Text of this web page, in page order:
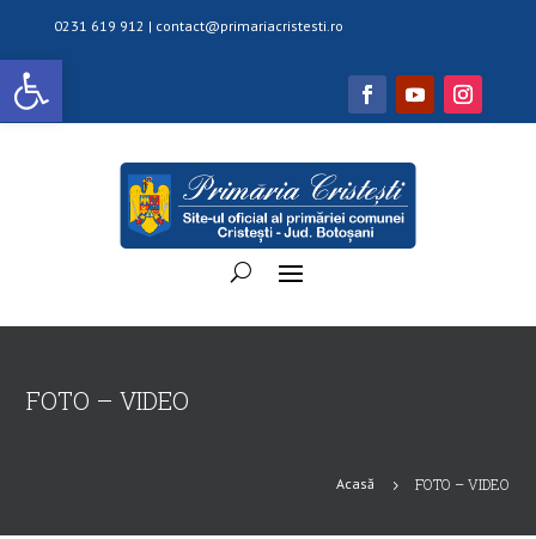
Deschide bara de unelte
0231 619 912 | contact@primariacristesti.ro
FOTO – VIDEO
Acasă 5 FOTO – VIDEO